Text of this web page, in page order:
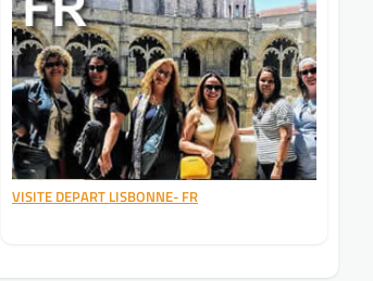
VISITE DEPART LISBONNE- FR